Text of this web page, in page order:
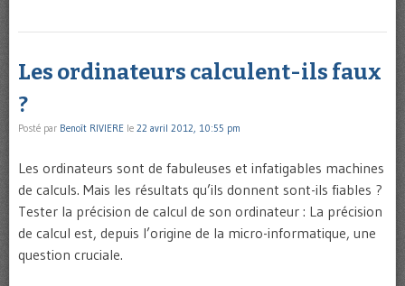
Les ordinateurs calculent-ils faux
?
Posté par Benoît RIVIERE le 22 avril 2012, 10:55 pm
Les ordinateurs sont de fabuleuses et infatigables machines
de calculs. Mais les résultats qu’ils donnent sont-ils fiables ?
Tester la précision de calcul de son ordinateur : La précision
de calcul est, depuis l’origine de la micro-informatique, une
question cruciale.